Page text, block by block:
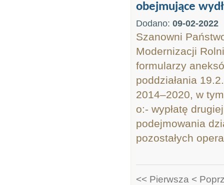
obejmujące
Dodano: 09-02-2022
Szanowni
Modernizacji
formularzy
poddziałania
2014–2020, w
o:- wypłatę
podejmowania
pozostałych
<< Pierwsza <